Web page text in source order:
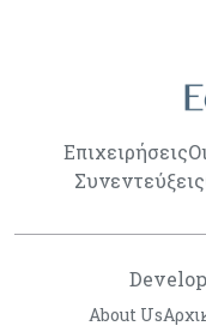
Επιχειρήσεις
Συνεντεύξεις
About Us